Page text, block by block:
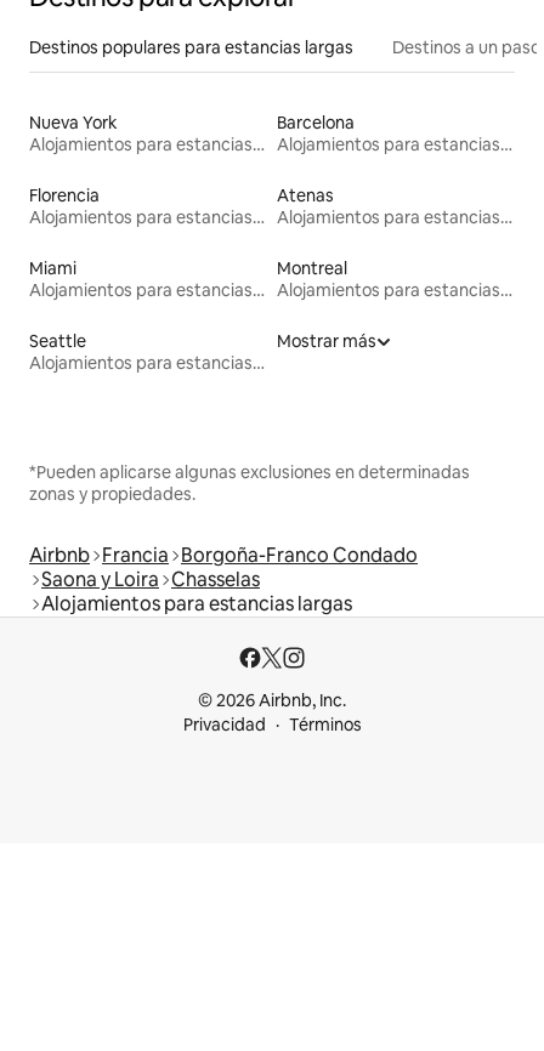
Destinos populares para estancias largas Destinos a un
Nueva York
Alojamientos para estancias largas
Barcelona
Alojamientos para estancias largas
Florencia
Alojamientos para estancias largas
Atenas
Alojamientos para estancias largas
Miami
Alojamientos para estancias largas
Montreal
Alojamientos para estancias largas
Seattle
Alojamientos para estancias largas
Mostrar más
*Pueden aplicarse algunas exclusiones en determinadas
zonas y propiedades.
Airbnb Francia Borgoña-Franco Condado
Saona y Loira Chasselas
Alojamientos para estancias largas
© 2026 Airbnb, Inc.
Privacidad
Términos